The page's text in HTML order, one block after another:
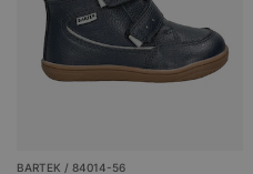
BARTEK / 84014-56